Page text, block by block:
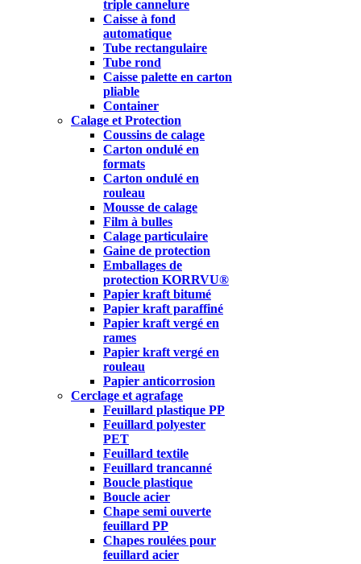
triple cannelure
Caisse à fond
automatique
Tube rectangulaire
Tube rond
Caisse palette en carton
pliable
Container
Calage et Protection
Coussins de calage
Carton ondulé en
formats
Carton ondulé en
rouleau
Mousse de calage
Film à bulles
Calage particulaire
Gaine de protection
Emballages de
protection KORRVU®
Papier kraft bitumé
Papier kraft paraffiné
Papier kraft vergé en
rames
Papier kraft vergé en
rouleau
Papier anticorrosion
Cerclage et agrafage
Feuillard plastique PP
Feuillard polyester
PET
Feuillard textile
Feuillard trancanné
Boucle plastique
Boucle acier
Chape semi ouverte
feuillard PP
Chapes roulées pour
feuillard acier